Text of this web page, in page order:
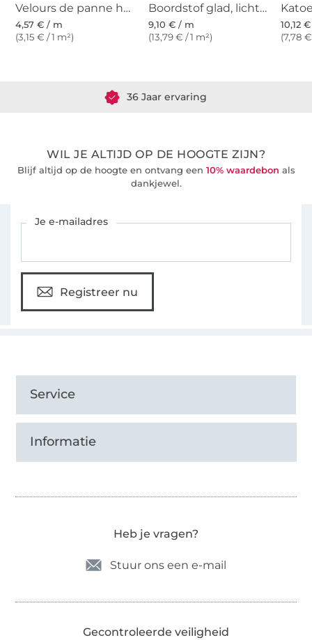
Velours de panne hemelsblauw
4,57 € / m
(3,15 € / 1 m²)
Boordstof glad, lichtblauw
9,10 € / m
(13,79 € / 1 m²)
10,12
(7,78
36 Jaar ervaring
WIL JE ALTIJD OP DE HOOGTE ZIJN?
Blijf altijd op de hoogte en ontvang een 10% waardebon als
dankjewel.
Je e-mailadres
Registreer nu
Service
Informatie
Heb je vragen?
Stuur ons een e-mail
Gecontroleerde veiligheid